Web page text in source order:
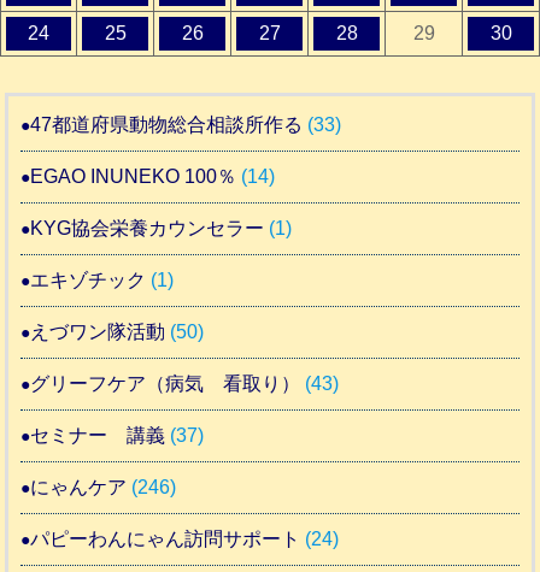
24 25 26 27 28 29 30
47都道府県動物総合相談所作る (33)
EGAO INUNEKO 100％ (14)
KYG協会栄養カウンセラー (1)
エキゾチック (1)
えづワン隊活動 (50)
グリーフケア（病気 看取り） (43)
セミナー 講義 (37)
にゃんケア (246)
パピーわんにゃん訪問サポート (24)